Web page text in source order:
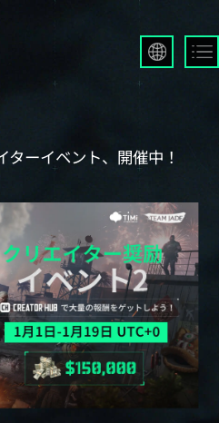
English
Русский
Deutsch
繁體中文
Português
한국어
日本語
Türkçe
ーイベント、開催中！